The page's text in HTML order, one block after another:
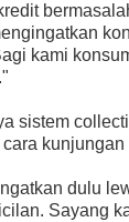
kami
sistem
kunjungan
dulu
Sayang